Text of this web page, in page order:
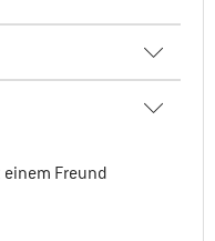
Freund